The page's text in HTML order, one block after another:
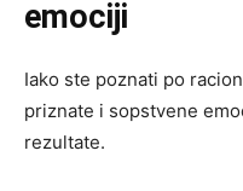
emociji
Iako ste poznati po
priznate i sopstvene
rezultate.